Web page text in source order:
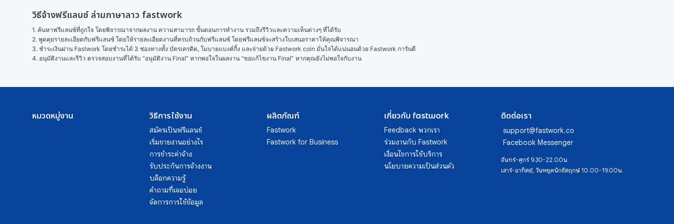
วิธีจ้างฟรีแลนซ์ ล่ามภาษาลาว fastwork
1. ค้นหาฟรีแลนซ์ที่ถูกใจ โดยพิจารณาจากผลงาน ความสามารถ ขั้นตอนการทำงาน รวมถึงรีวิวและความเห็นต่างๆ ที่ได้รับ
2. พูดคุยรายละเอียดกับฟรีแลนซ์ โดยให้รายละเอียดงานที่ครบถ้วนกับฟรีแลนซ์ โดยฟรีแลนซ์จะสร้างใบเสนอราคาให้คุณพิจารณา
3. ชำระเงินผ่าน Fastwork โดยชำระได้ 3 ช่องทางทั้ง บัตรเครดิต, โมบายแบงค์กิ้ง และจ่ายด้วย Fastwork coin มั่นใจได้แน่นอนด้วย Fastwork การันตี
4. อนุมัติงานและรีวิว ตรวจสอบงานที่ได้รับ “อนุมัติงาน Final” หากพอใจในผลงาน “ขอแก้ไขงาน Final” หากคุณยังไม่พอใจกับงาน
หมวดหมู่งาน วิธีการใช้งาน
สมัครเป็นฟรีแลนซ์
เริ่มขายงานอย่างไร
การชำระค่าจ้าง
รับประกันการจ้างงาน
บล็อกความรู้
คำถามที่เจอบ่อย
จัดการการใช้ข้อมูล
ผลิตภัณฑ์
Fastwork
Fastwork for Business
เกี่ยวกับ fastwork
Feedback พวกเรา
ร่วมงานกับ Fastwork
เงื่อนไขการใช้บริการ
นโยบายความเป็นส่วนตัว
ติดต่อเรา
support@fastwork.co
Facebook Messenger
จันทร์-ศุกร์ 9.30-22.00น.
เสาร์-อาทิตย์, วันหยุดนักขัตฤกษ์ 10.00-19.00น.